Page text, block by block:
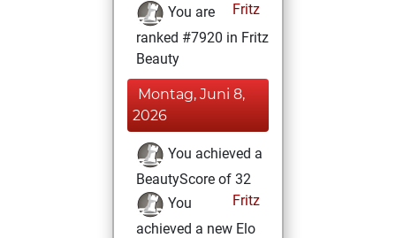
Fritz
You are
ranked #7920 in Fritz
Beauty
Montag, Juni 8,
2026
You achieved a
BeautyScore of 32
Fritz
You
achieved a new Elo